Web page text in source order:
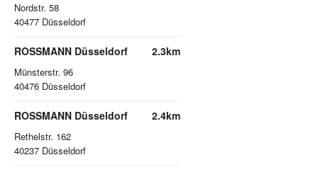
Nordstr. 58
40477 Düsseldorf
ROSSMANN Düsseldorf
Münsterstr. 96
40476 Düsseldorf
2.3km
ROSSMANN Düsseldorf
Rethelstr. 162
40237 Düsseldorf
2.4km